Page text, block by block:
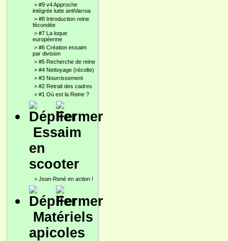
> #9 v4 Approche
intégrée lutte antiVarroa
> #8 Introduction reine
fécondée
> #7 La loque
européenne
> #6 Création essaim
par division
> #5 Recherche de reine
> #4 Nettoyage (récolte)
> #3 Nourrissement
> #2 Retrait des cadres
> #1 Où est la Reine ?
Essaim
en
scooter
> Jean-René en action !
Matériels
apicoles